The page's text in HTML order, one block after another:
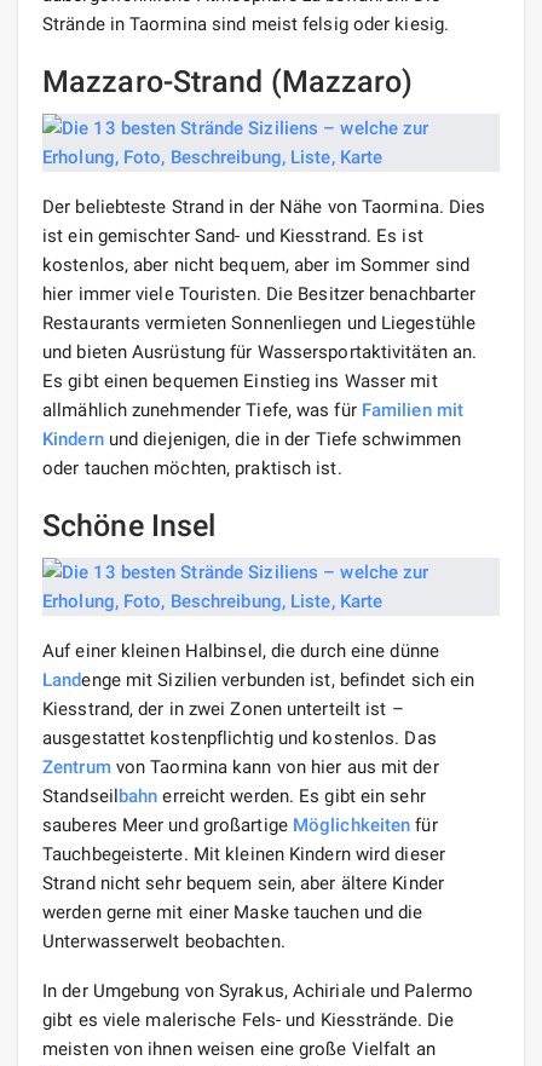
Strände in Taormina sind meist felsig oder kiesig.
Mazzaro-Strand (Mazzaro)
Der beliebteste Strand in der Nähe von Taormina. Dies
ist ein gemischter Sand- und Kiesstrand. Es ist
kostenlos, aber nicht bequem, aber im Sommer sind
hier immer viele Touristen. Die Besitzer benachbarter
Restaurants vermieten Sonnenliegen und Liegestühle
und bieten Ausrüstung für Wassersportaktivitäten an.
Es gibt einen bequemen Einstieg ins Wasser mit
allmählich zunehmender Tiefe, was für Familien mit
Kindernund diejenigen, die in der Tiefe schwimmen
oder tauchen möchten, praktisch ist.
Schöne Insel
Auf einer kleinen Halbinsel, die durch eine dünne
Landenge mit Sizilien verbunden ist, befindet sich ein
Kiesstrand, der in zwei Zonen unterteilt ist –
ausgestattet kostenpflichtig und kostenlos. Das
Zentrumvon Taormina kann von hier aus mit der
Standseilbahn erreicht werden. Es gibt ein sehr
sauberes Meer und großartige Möglichkeiten für
Tauchbegeisterte. Mit kleinen Kindern wird dieser
Strand nicht sehr bequem sein, aber ältere Kinder
werden gerne mit einer Maske tauchen und die
Unterwasserwelt beobachten.
In der Umgebung von Syrakus, Achiriale und Palermo
gibt es viele malerische Fels- und Kiesstrände. Die
meisten von ihnen weisen eine große Vielfalt an